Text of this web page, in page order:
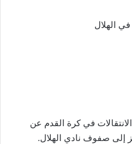
في الهلال
في كرة القدم عن
إلى صفوف نادي الهلال.